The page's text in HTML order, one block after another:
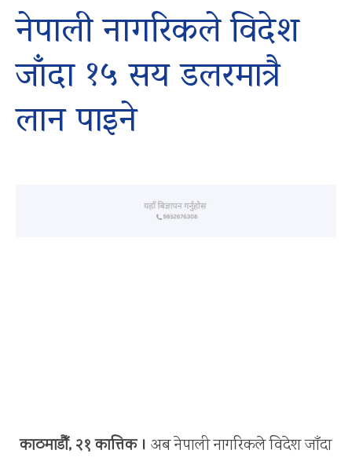
नेपाली नागरिकले विदेश
जाँदा १५ सय डलरमात्रै
लान पाइने
काठमाडौँ, २१ कात्तिक । अब नेपाली नागरिकले विदेश जाँदा